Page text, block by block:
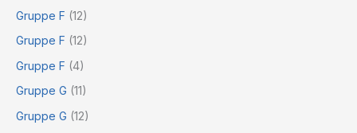
Gruppe F (12)
Gruppe F (12)
Gruppe F (4)
Gruppe G (11)
Gruppe G (12)